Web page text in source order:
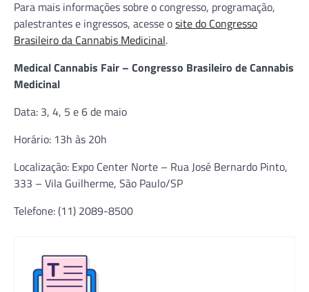
Para mais informações sobre o congresso, programação,
palestrantes e ingressos, acesse osite do Congresso
Brasileiro da Cannabis Medicinal.
Medical Cannabis Fair – Congresso Brasileiro de Cannabis
Medicinal
Data: 3, 4, 5 e 6 de maio
Horário: 13h às 20h
Localização: Expo Center Norte – Rua José Bernardo Pinto,
333 – Vila Guilherme, São Paulo/SP
Telefone: (11) 2089-8500